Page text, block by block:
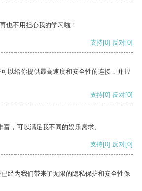
也不用担心我的学习啦！
支持[0] 反对[0]
以给你提供最高速度和安全性的连接，并帮
支持[0] 反对[0]
，可以满足我不同的娱乐需求。
支持[0] 反对[0]
经为我们带来了无限的隐私保护和安全性保